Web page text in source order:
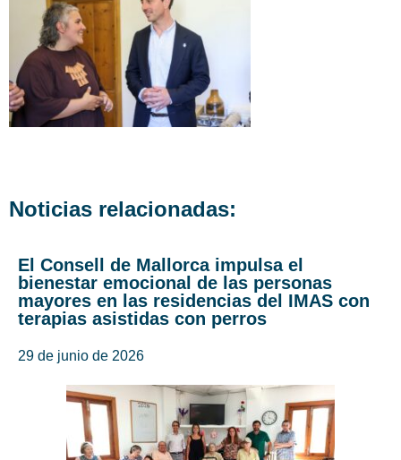
Noticias relacionadas:
El Consell de Mallorca impulsa el
bienestar emocional de las personas
mayores en las residencias del IMAS con
terapias asistidas con perros
29 de junio de 2026